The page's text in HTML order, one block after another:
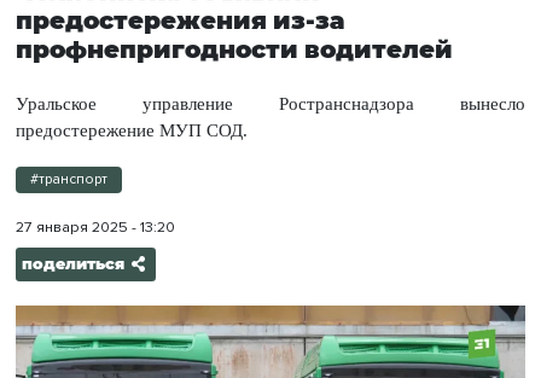
предостережения из-за
профнепригодности водителей
Уральское управление Ространснадзора вынесло
предостережение МУП СОД.
#транспорт
27 января 2025 - 13:20
поделиться